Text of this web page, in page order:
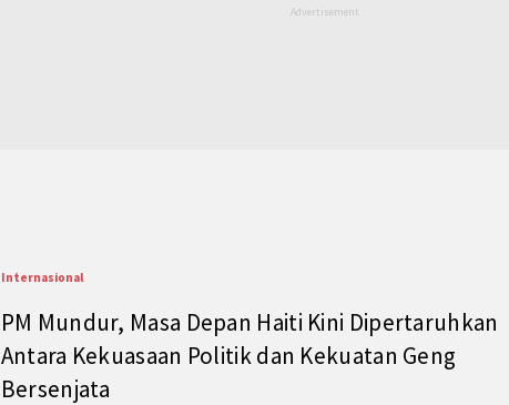
Internasional
PM Mundur, Masa Depan Haiti Kini Dipertaruhkan
Antara Kekuasaan Politik dan Kekuatan Geng
Bersenjata